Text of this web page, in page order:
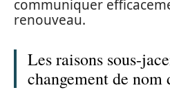
communiquer
renouveau.
Les raisons sous-
changement de nom